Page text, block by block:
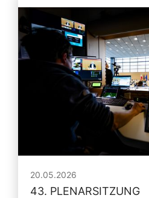
20.05.2026
43. PLENARSITZUNG